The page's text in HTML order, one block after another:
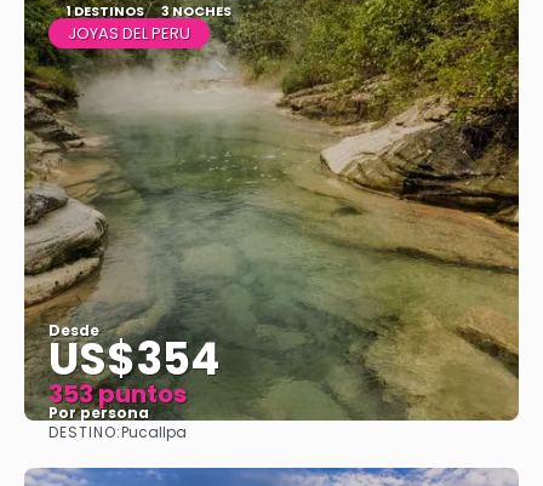
1 DESTINOS 3 NOCHES
JOYAS DEL PERU
Desde
US$354
353 puntos
Por persona
DESTINO:Pucallpa